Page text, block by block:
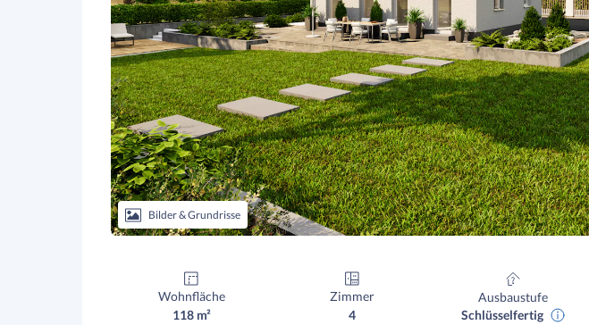
Bilder & Grundrisse
Wohnfläche
118 m²
Zimmer
4
Ausbaustufe
Schlüsselfertig